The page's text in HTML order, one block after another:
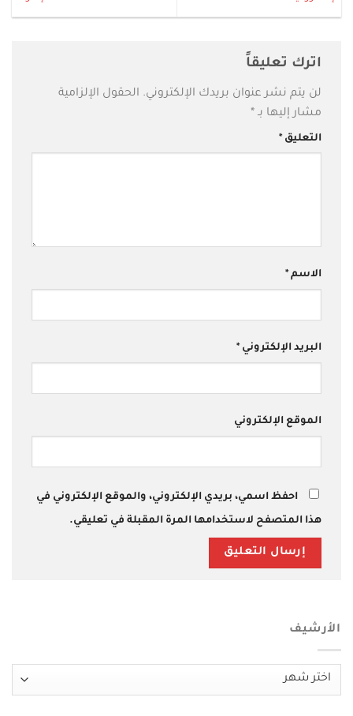
اترك تعليقاً
لن يتم نشر عنوان بريدك الإلكتروني. الحقول الإلزامية
مشار إليها بـ *
التعليق*
الاسم *
البريد الإلكتروني *
الموقع الإلكتروني
احفظ اسمي، بريدي الإلكتروني، والموقع الإلكتروني في
هذا المتصفح لاستخدامها المرة المقبلة في تعليقي.
الأرشيف
الأرشيف